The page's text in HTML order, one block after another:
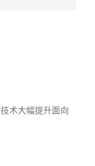
术大幅提升面向